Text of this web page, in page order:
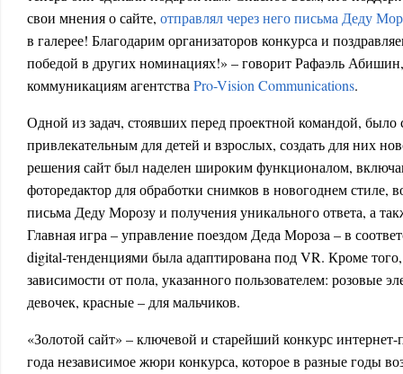
свои мнения о сайте, отправлял через него письма Деду
в галерее! Благодарим организаторов конкурса и
победой в других номинациях!» – говорит Рафаэль
коммуникациям агентства Pro-Vision Communications.
Одной из задач, стоявших перед проектной командой, было
привлекательным для детей и взрослых, создать для них
решения сайт был наделен широким функционалом,
фоторедактор для обработки снимков в новогоднем стиле,
письма Деду Морозу и получения уникального ответа, а
Главная игра – управление поездом Деда Мороза – в
digital-тенденциями была адаптирована под VR. Кроме
зависимости от пола, указанного пользователем: розовые
девочек, красные – для мальчиков.
«Золотой сайт» – ключевой и старейший конкурс
года независимое жюри конкурса, которое в разные годы